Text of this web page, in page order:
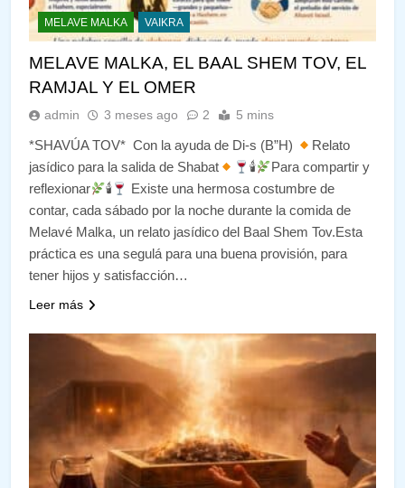
MELAVE MALKA VAIKRA
MELAVE MALKA, EL BAAL SHEM TOV, EL
RAMJAL Y EL OMER
admin 3 meses ago 2 5 mins
*SHAVÚA TOV* Con la ayuda de Di-s (B”H)
Relato
jasídico para la salida de Shabat
🕯
Para compartir y
reflexionar
🕯
Existe una hermosa costumbre de
contar, cada sábado por la noche durante la comida de
Melavé Malka, un relato jasídico del Baal Shem Tov.Esta
práctica es una segulá para una buena provisión, para
tener hijos y satisfacción…
Leer más